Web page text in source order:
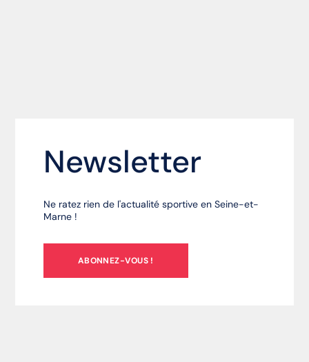
Newsletter
Ne ratez rien de l'actualité sportive en Seine-et-
Marne !
ABONNEZ-VOUS !